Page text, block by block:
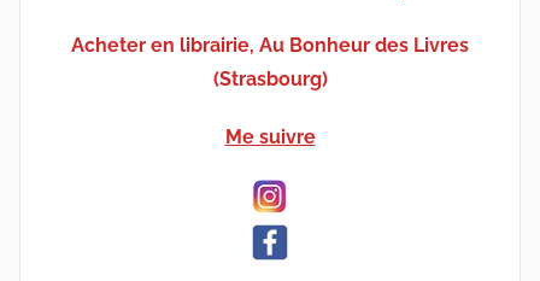
Acheter en librairie, Au Bonheur des Livres
(Strasbourg)
Me suivre